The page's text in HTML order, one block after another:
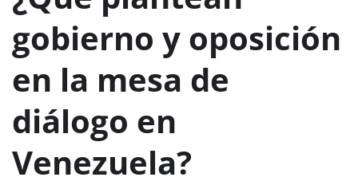
gobierno y oposición
en la mesa de
diálogo en
Venezuela?